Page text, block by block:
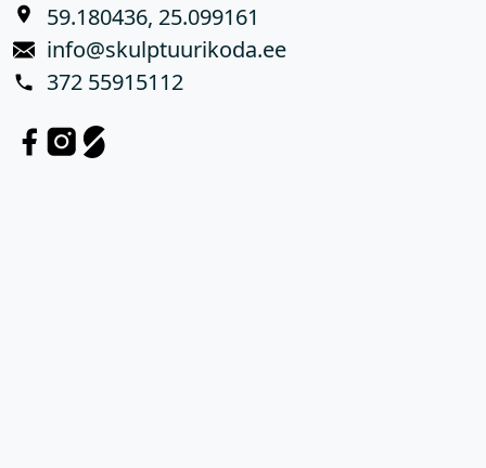
59.180436, 25.099161
info@skulptuurikoda.ee
372 55915112